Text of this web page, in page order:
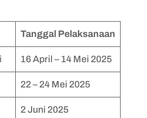
Tanggal Pelaksanaan
16 April – 14 Mei 2025
22 – 24 Mei 2025
2 Juni 2025